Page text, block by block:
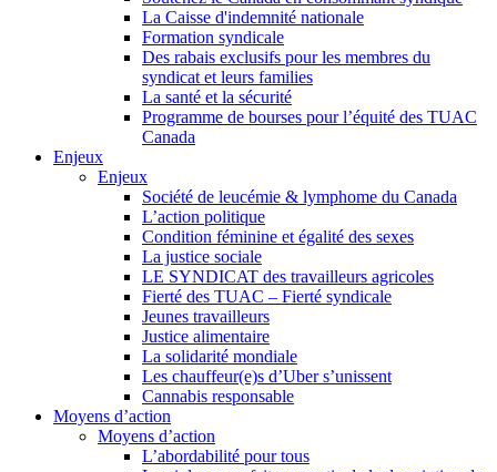
La Caisse d'indemnité nationale
Formation syndicale
Des rabais exclusifs pour les membres du
syndicat et leurs families
La santé et la sécurité
Programme de bourses pour l’équité des TUAC
Canada
Enjeux
Enjeux
Société de leucémie & lymphome du Canada
L’action politique
Condition féminine et égalité des sexes
La justice sociale
LE SYNDICAT des travailleurs agricoles
Fierté des TUAC – Fierté syndicale
Jeunes travailleurs
Justice alimentaire
La solidarité mondiale
Les chauffeur(e)s d’Uber s’unissent
Cannabis responsable
Moyens d’action
Moyens d’action
L’abordabilité pour tous